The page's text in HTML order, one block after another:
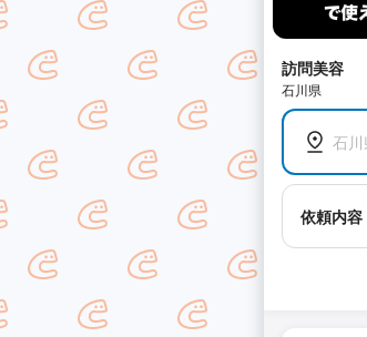
訪問美容
石川県
石川
依頼内容